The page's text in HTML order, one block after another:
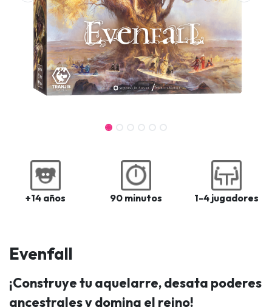
+14 años 90 minutos 1-4 jugadores
Evenfall
¡Construye tu aquelarre, desata poderes
ancestrales y domina el reino!